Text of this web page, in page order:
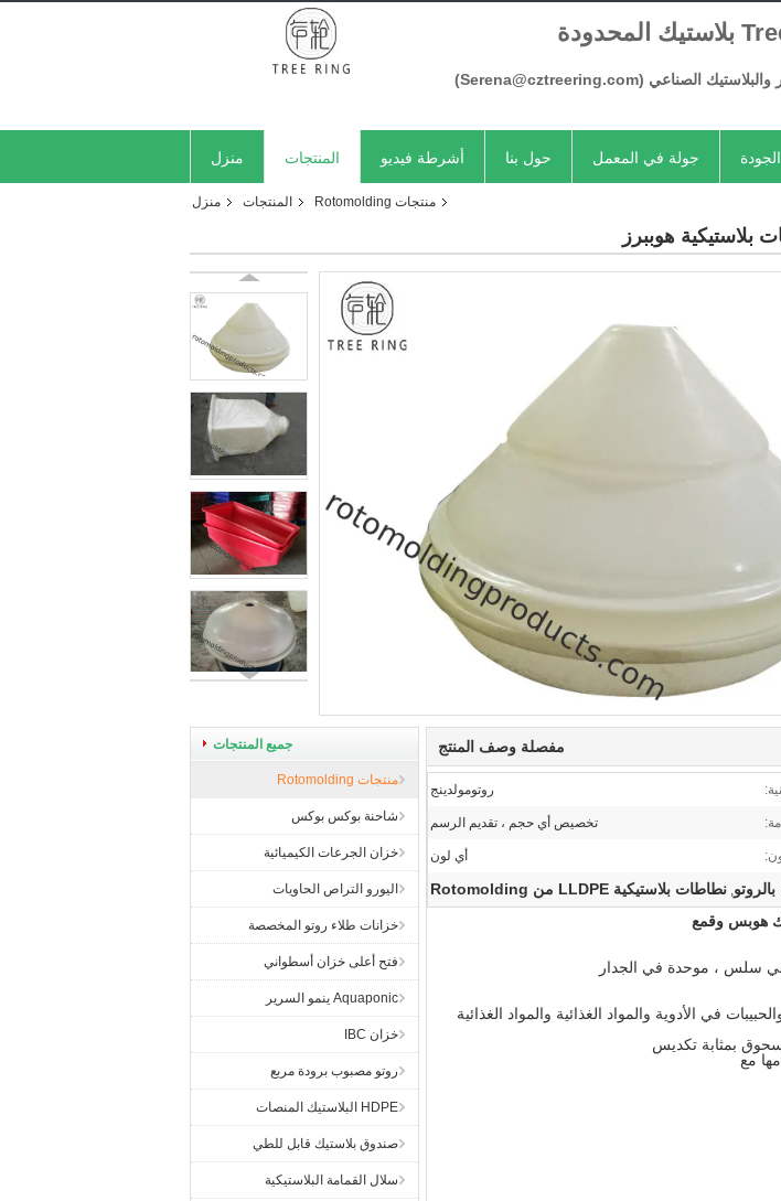
والبلاستيك الصناعي (Serena@cztreering.com)
منزل المنتجات أشرطة فيديو حول بنا جولة في المعمل
منزل المنتجات منتجات Rotomolding
جميع المنتجات
منتجات Rotomolding
شاحنة بوكس ​​بوكس
خزان الجرعات الكيميائية
اليورو التراص الحاويات
خزانات طلاء روتو المخصصة
فتح أعلى خزان أسطواني
Aquaponic ينمو السرير
خزان IBC
روتو مصبوب برودة مربع
HDPE البلاستيك المنصات
صندوق بلاستيك قابل للطي
سلال القمامة البلاستيكية
مفصلة وصف المنتج
روتومولدينج
تخصيص أي حجم ، تقديم الرسم
أي لون
, نطاطات بلاستيكية LLDPE من Rotomolding
بمثابة تكديس
مع